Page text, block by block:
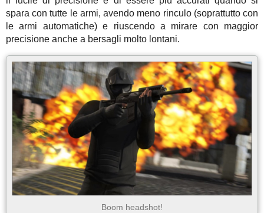
spara con tutte le armi, avendo meno rinculo (soprattutto con
le armi automatiche) e riuscendo a mirare con maggior
precisione anche a bersagli molto lontani.
Boom headshot!